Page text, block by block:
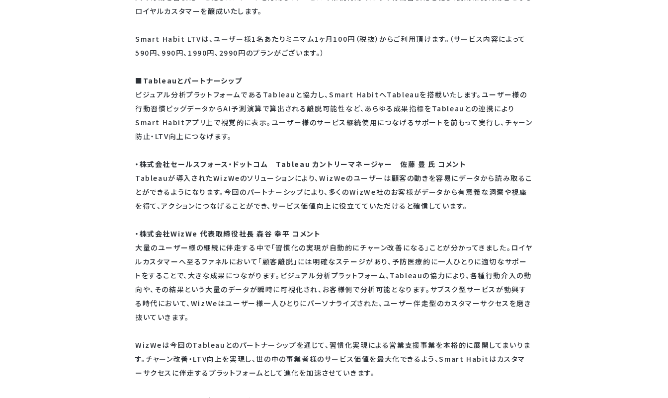
ロイヤルカスタマーを醸成いたします。
Smart Habit LTVは、ユーザー様1名あたりミニマム1ヶ月100円（税抜）からご利用頂けます。（サービス内容によって
590円、990円、1990円、2990円のプランがございます。）
■Tableauとパートナーシップ
ビジュアル分析プラットフォームであるTableauと協力し、Smart HabitへTableauを搭載いたします。ユーザー様の
行動習慣ビッグデータからAI予測演算で算出される離脱可能性など、あらゆる成果指標をTableauとの連携により
Smart Habitアプリ上で視覚的に表示。ユーザー様のサービス継続使用につなげるサポートを前もって実行し、チャーン
防止・LTV向上につなげます。
・株式会社セールスフォース・ドットコム Tableau カントリーマネージャー 佐藤 豊 氏 コメント
Tableauが導入されたWizWeのソリューションにより、WizWeのユーザーは顧客の動きを容易にデータから読み取るこ
とができるようになります。今回のパートナーシップにより、多くのWizWe社のお客様がデータから有意義な洞察や視座
を得て、アクションにつなげることができ、サービス価値向上に役立てていただけると確信しています。
・株式会社WizWe 代表取締役社長 森谷 幸平 コメント
大量のユーザー様の継続に伴走する中で「習慣化の実現が自動的にチャーン改善になる」ことが分かってきました。ロイヤ
ルカスタマーへ至るファネルにおいて「顧客離脱」には明確なステージがあり、予防医療的に一人ひとりに適切なサポー
トをすることで、大きな成果につながります。ビジュアル分析プラットフォーム、Tableauの協力により、各種行動介入の動
向や、その結果という大量のデータが瞬時に可視化され、お客様側で分析可能となります。サブスク型サービスが勃興す
る時代において、WizWeはユーザー様一人ひとりにパーソナライズされた、ユーザー伴走型のカスタマーサクセスを磨き
抜いていきます。
WizWeは今回のTableauとのパートナーシップを通じて、習慣化実現による営業支援事業を本格的に展開してまいりま
す。チャーン改善・LTV向上を実現し、世の中の事業者様のサービス価値を最大化できるよう、Smart Habitはカスタマ
ーサクセスに伴走するプラットフォームとして進化を加速させていきます。